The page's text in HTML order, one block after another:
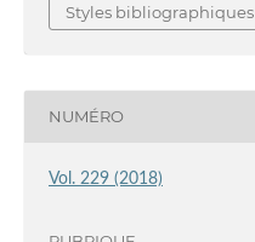
Styles bibliographiques
NUMÉRO
Vol. 229 (2018)